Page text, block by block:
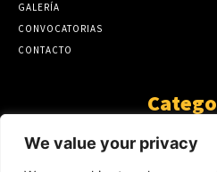
We value your privacy
GALERÍA
CONVOCATORIAS
CONTACTO
ARTÍCULOS
GUANTE DE